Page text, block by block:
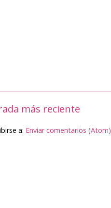
más reciente
a: Enviar comentarios (Atom)